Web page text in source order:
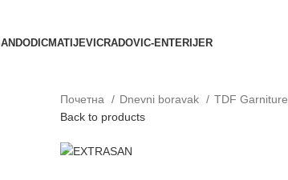
DODICMATIJEVICRADOVIC-ENTERIJER
Почетна Dnevni boravak TDF Garniture
Back to products